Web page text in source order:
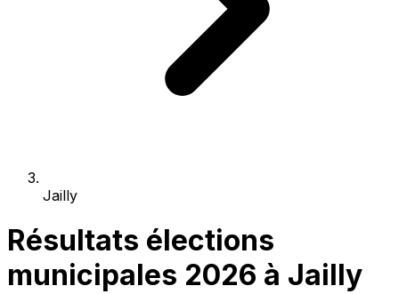
Jailly
Résultats élections
municipales 2026 à Jailly